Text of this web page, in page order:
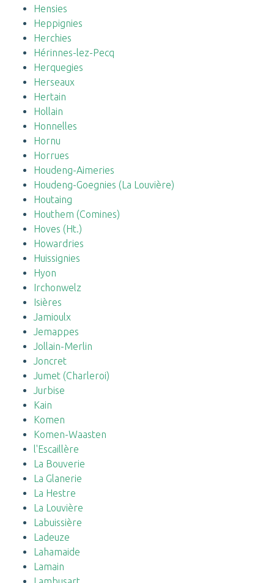
Hensies
Heppignies
Herchies
Hérinnes-lez-Pecq
Herquegies
Herseaux
Hertain
Hollain
Honnelles
Hornu
Horrues
Houdeng-Aimeries
Houdeng-Goegnies (La Louvière)
Houtaing
Houthem (Comines)
Hoves (Ht.)
Howardries
Huissignies
Hyon
Irchonwelz
Isières
Jamioulx
Jemappes
Jollain-Merlin
Joncret
Jumet (Charleroi)
Jurbise
Kain
Komen
Komen-Waasten
l'Escaillère
La Bouverie
La Glanerie
La Hestre
La Louvière
Labuissière
Ladeuze
Lahamaide
Lamain